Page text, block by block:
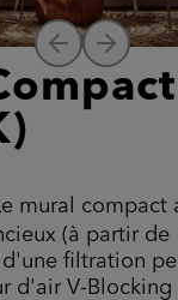
mural compact
(à partir de
d'une filtration
d'air V-Blocking